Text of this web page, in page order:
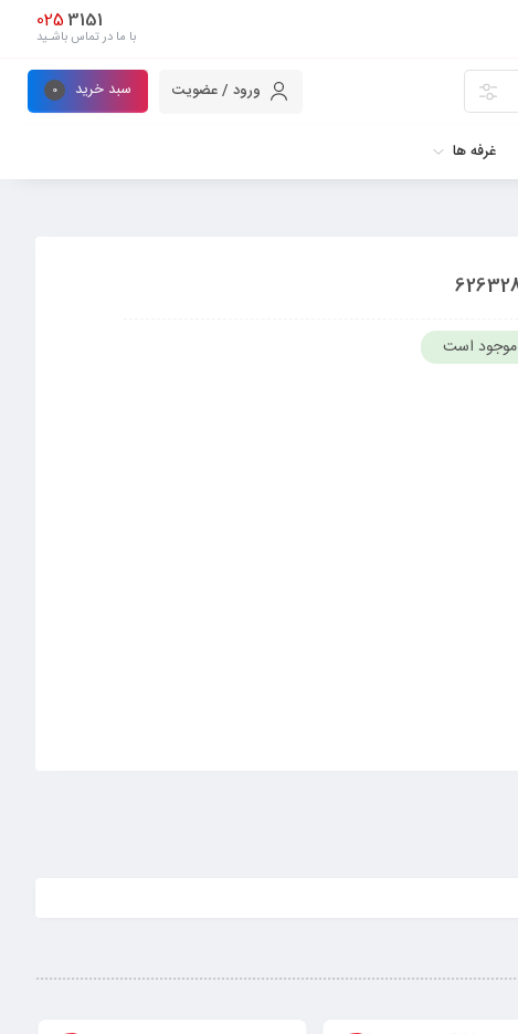
3151
025
با ما در تماس باشـید
ورود / عضویت سبد خرید 0
غرفه ها
موجود است